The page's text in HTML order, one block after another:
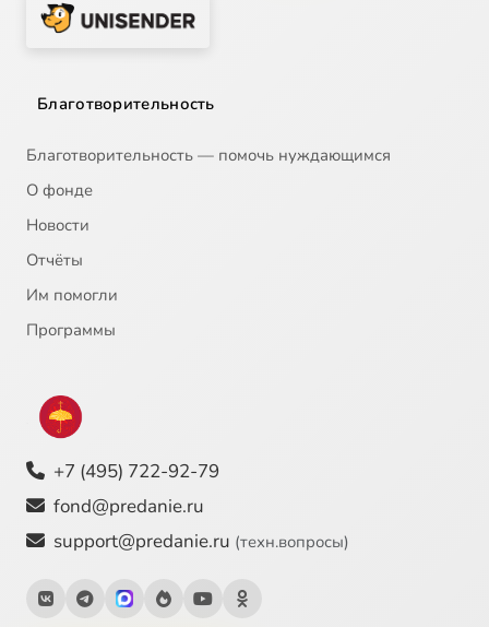
Благотворительность
Благотворительность — помочь нуждающимся
О фонде
Новости
Отчёты
Им помогли
Программы
+7 (495) 722-92-79
fond@predanie.ru
support@predanie.ru (техн.вопросы)